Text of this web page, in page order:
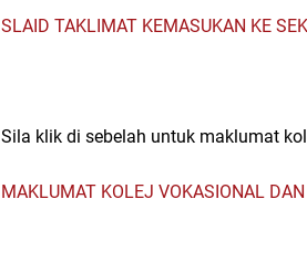
SLAID TAKLIMAT KEMASUKAN KE
Sila klik di sebelah untuk maklumat
MAKLUMAT KOLEJ VOKASIONAL